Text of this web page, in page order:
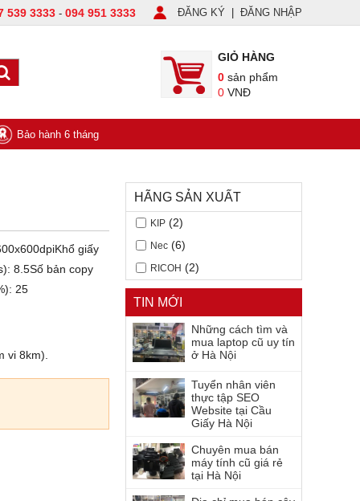
539 3333 - 094 951 3333 ĐĂNG KÝ ĐĂNG NHẬP
GIỎ HÀNG
0 sản phẩm
0 VNĐ
Bảo hành 6 tháng
giấy
8.5Số bản copy
25
vi 8km).
HÃNG SẢN XUẤT
KIP (2)
Nec (6)
RICOH (2)
TIN MỚI
Những cách tìm và
mua laptop cũ uy tín
ở Hà Nội
Tuyển nhân viên
thực tập SEO
Website tại Cầu
Giấy Hà Nội
Chuyên mua bán
máy tính cũ giá rẻ
tại Hà Nội